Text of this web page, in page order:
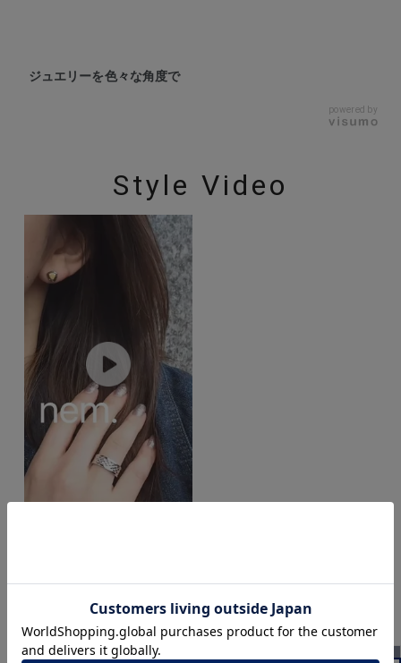
ジュエリーを色々な角度で
powered by
Style Video
このアイテムをご覧の方に人気のアイテム